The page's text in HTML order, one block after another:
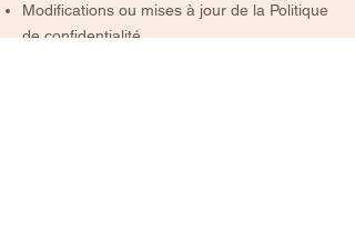
Modifications ou mises à jour de la Politique
de confidentialité.